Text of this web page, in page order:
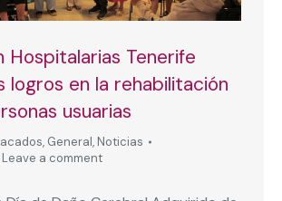
Hospitalarias Tenerife
logros en la rehabilitación
usuarias
, General, Noticias
Leave a comment